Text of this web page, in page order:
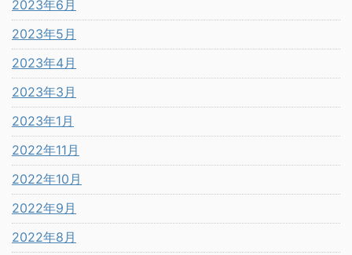
2023年6月
2023年5月
2023年4月
2023年3月
2023年1月
2022年11月
2022年10月
2022年9月
2022年8月